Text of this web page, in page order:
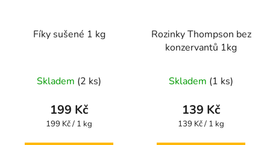
Fíky sušené 1 kg
hodnocení
produktu
je
Skladem (2 ks)
199 Kč
Měrná
199 Kč / 1 kg
Rozinky Thompson bez
konzervantů 1kg
hodnocení
produktu
je
Skladem (1 ks)
139 Kč
Měrná
139 Kč / 1 kg